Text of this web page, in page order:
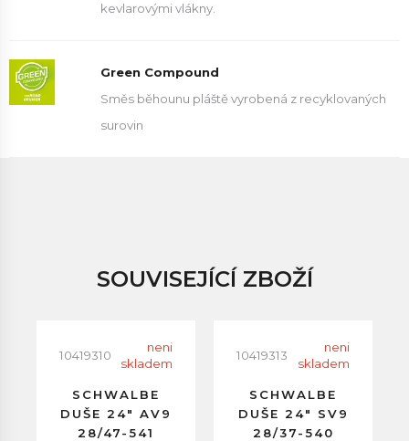
kevlarovými vlákny.
Green Compound
Směs běhounu pláště vyrobená z recyklovaných
surovin
SOUVISEJÍCÍ ZBOŽÍ
10419310
neni
skladem
SCHWALBE
DUŠE 24" AV9
28/47-541
10419313
neni
skladem
SCHWALBE
DUŠE 24" SV9
28/37-540